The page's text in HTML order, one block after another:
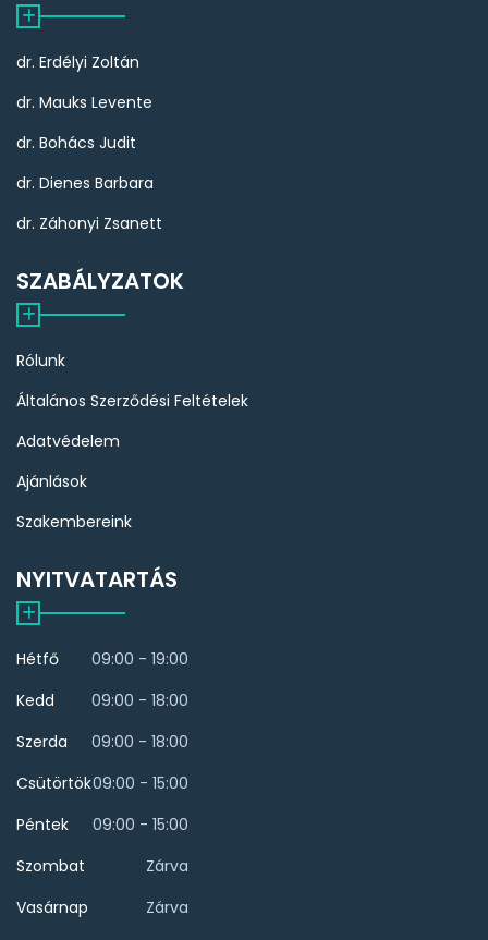
dr. Erdélyi Zoltán
dr. Mauks Levente
dr. Bohács Judit
dr. Dienes Barbara
dr. Záhonyi Zsanett
SZABÁLYZATOK
Rólunk
Általános Szerződési Feltételek
Adatvédelem
Ajánlások
Szakembereink
NYITVATARTÁS
Hétfő
09:00 - 19:00
Kedd
09:00 - 18:00
Szerda
09:00 - 18:00
Csütörtök09:00 - 15:00
Péntek
09:00 - 15:00
Szombat
Zárva
Vasárnap
Zárva